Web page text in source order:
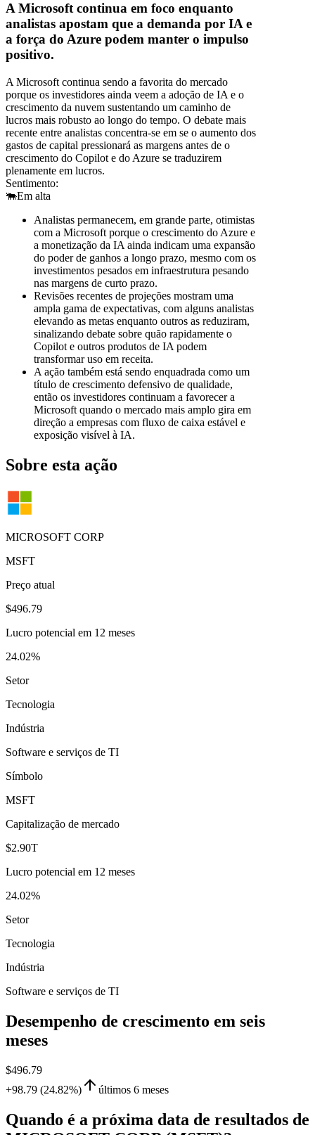
A Microsoft continua em foco enquanto
analistas apostam que a demanda por IA e
a força do Azure podem manter o impulso
positivo.
A Microsoft continua sendo a favorita do mercado
porque os investidores ainda veem a adoção de IA e o
crescimento da nuvem sustentando um caminho de
lucros mais robusto ao longo do tempo. O debate mais
recente entre analistas concentra-se em se o aumento dos
gastos de capital pressionará as margens antes de o
crescimento do Copilot e do Azure se traduzirem
plenamente em lucros.
Sentimento:
🐃Em alta
Analistas permanecem, em grande parte, otimistas
com a Microsoft porque o crescimento do Azure e
a monetização da IA ainda indicam uma expansão
do poder de ganhos a longo prazo, mesmo com os
investimentos pesados em infraestrutura pesando
nas margens de curto prazo.
Revisões recentes de projeções mostram uma
ampla gama de expectativas, com alguns analistas
elevando as metas enquanto outros as reduziram,
sinalizando debate sobre quão rapidamente o
Copilot e outros produtos de IA podem
transformar uso em receita.
A ação também está sendo enquadrada como um
título de crescimento defensivo de qualidade,
então os investidores continuam a favorecer a
Microsoft quando o mercado mais amplo gira em
direção a empresas com fluxo de caixa estável e
exposição visível à IA.
Sobre esta ação
MICROSOFT CORP
MSFT
Preço atual
$496.79
Lucro potencial em 12 meses
24.02%
Setor
Tecnologia
Indústria
Software e serviços de TI
Símbolo
MSFT
Capitalização de mercado
$2.90T
Lucro potencial em 12 meses
24.02%
Setor
Tecnologia
Indústria
Software e serviços de TI
Desempenho de crescimento em seis
meses
$496.79
+98.79 (24.82%)
últimos 6 meses
Quando é a próxima data de resultados de